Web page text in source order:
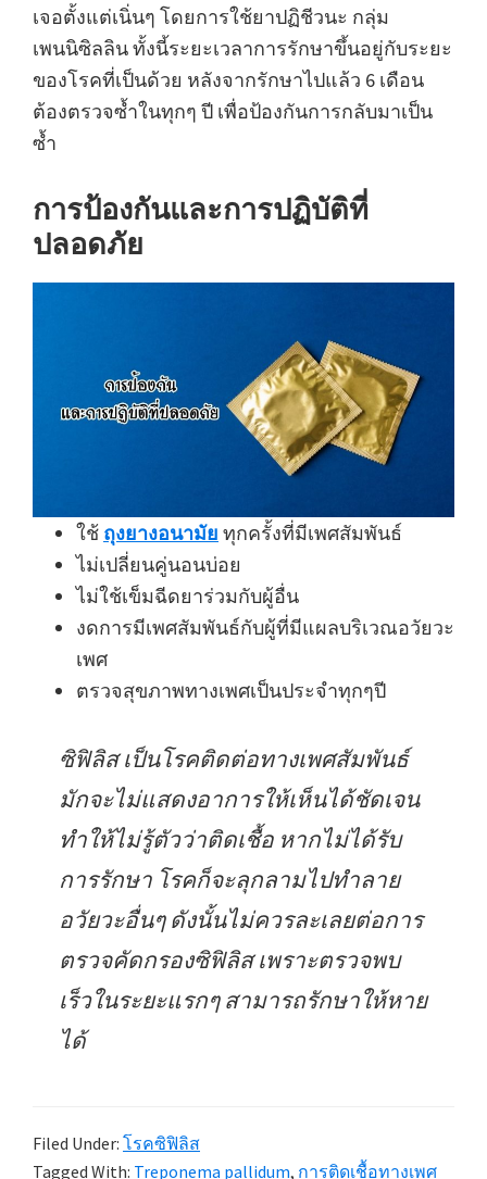
เจอตั้งแต่เนิ่นๆ โดยการใช้ยาปฏิชีวนะ กลุ่ม
เพนนิซิลลิน ทั้งนี้ระยะเวลาการรักษาขึ้นอยู่กับระยะ
ของโรคที่เป็นด้วย หลังจากรักษาไปแล้ว 6 เดือน
ต้องตรวจซ้ำในทุกๆ ปี เพื่อป้องกันการกลับมาเป็น
ซ้ำ
การป้องกันและการปฏิบัติที่
ปลอดภัย
ใช้ ถุงยางอนามัย ทุกครั้งที่มีเพศสัมพันธ์
ไม่เปลี่ยนคู่นอนบ่อย
ไม่ใช้เข็มฉีดยาร่วมกับผู้อื่น
งดการมีเพศสัมพันธ์กับผู้ที่มีแผลบริเวณอวัยวะ
เพศ
ตรวจสุขภาพทางเพศเป็นประจำทุกๆปี
ซิฟิลิส เป็นโรคติดต่อทางเพศสัมพันธ์
มักจะไม่แสดงอาการให้เห็นได้ชัดเจน
ทำให้ไม่รู้ตัวว่าติดเชื้อ หากไม่ได้รับ
การรักษา โรคก็จะลุกลามไปทำลาย
อวัยวะอื่นๆ ดังนั้นไม่ควรละเลยต่อการ
ตรวจคัดกรองซิฟิลิส เพราะตรวจพบ
เร็วในระยะแรกๆ สามารถรักษาให้หาย
ได้
Filed Under: โรคซิฟิลิส
Tagged With: Treponema pallidum, การติดเชื้อทางเพศ